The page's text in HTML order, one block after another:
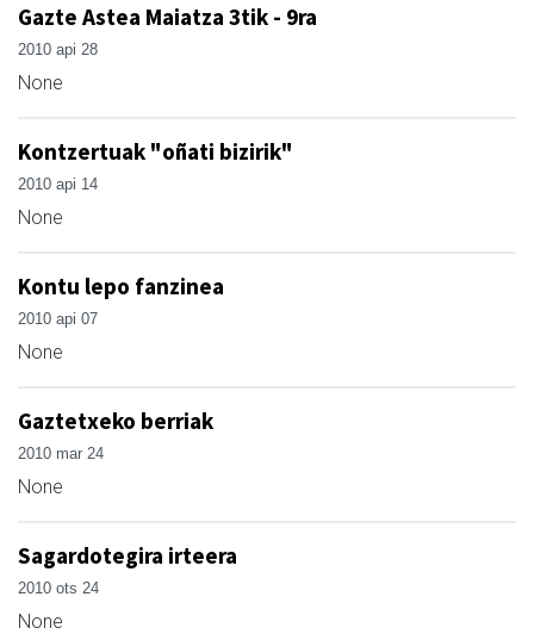
Gazte Astea Maiatza 3tik - 9ra
2010 api 28
None
Kontzertuak "oñati bizirik"
2010 api 14
None
Kontu lepo fanzinea
2010 api 07
None
Gaztetxeko berriak
2010 mar 24
None
Sagardotegira irteera
2010 ots 24
None